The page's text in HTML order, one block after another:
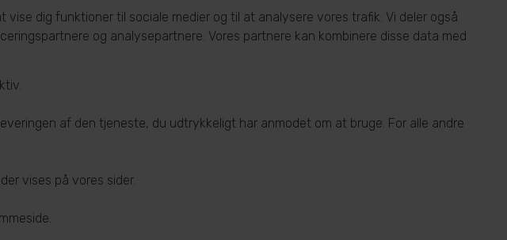
dig funktioner til sociale medier og til at analysere vores trafik. Vi deler også
og analysepartnere. Vores partnere kan kombinere disse data med
af den tjeneste, du udtrykkeligt har anmodet om at bruge. For alle andre
vises på vores sider.